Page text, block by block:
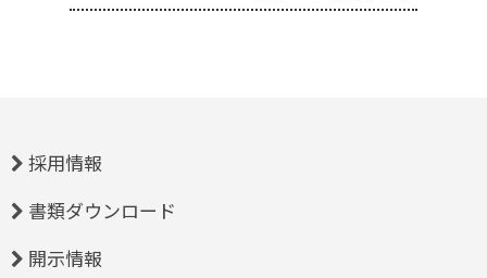
採用情報
書類ダウンロード
開示情報